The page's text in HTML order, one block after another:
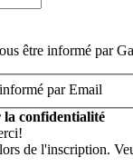
être informé par
par Email
confidentialité
de l'inscription.